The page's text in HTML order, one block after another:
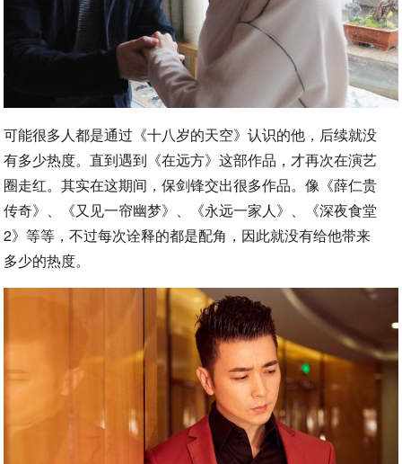
可能很多人都是通过《十八岁的天空》认识的他，后续就没
有多少热度。直到遇到《在远方》这部作品，才再次在演艺
圈走红。其实在这期间，保剑锋交出很多作品。像《薛仁贵
传奇》、《又见一帘幽梦》、《永远一家人》、《深夜食堂
2》等等，不过每次诠释的都是配角，因此就没有给他带来
多少的热度。